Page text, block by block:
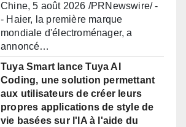
Chine, 5 août 2026 /PRNewswire/ -
- Haier, la première marque
mondiale d'électroménager, a
annoncé…
Tuya Smart lance Tuya AI
Coding, une solution permettant
aux utilisateurs de créer leurs
propres applications de style de
vie basées sur l'IA à l'aide du